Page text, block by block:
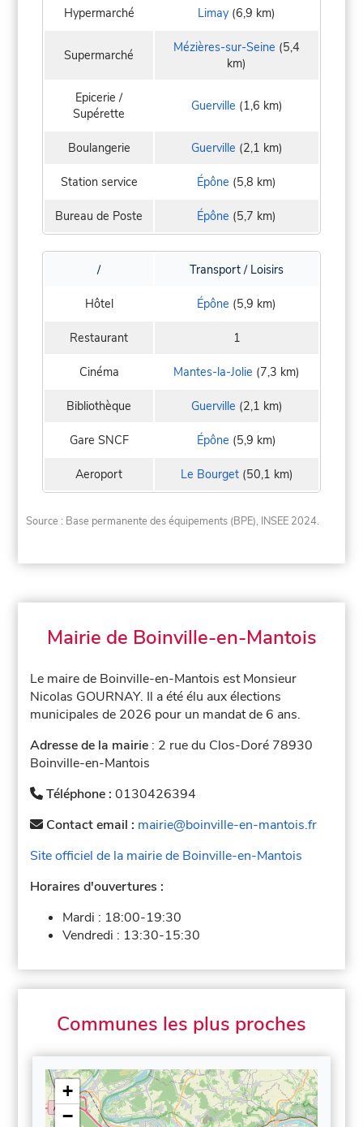
Hypermarché Limay (6,9 km)
Supermarché Mézières-sur-Seine (5,4
km)
Epicerie /
Supérette
Guerville (1,6 km)
Boulangerie Guerville (2,1 km)
Station service Épône (5,8 km)
Bureau de Poste Épône (5,7 km)
/ Transport / Loisirs
Hôtel Épône (5,9 km)
Restaurant 1
Cinéma Mantes-la-Jolie (7,3 km)
Bibliothèque Guerville (2,1 km)
Gare SNCF Épône (5,9 km)
Aeroport Le Bourget(50,1 km)
Source : Base permanente des équipements (BPE), INSEE 2024.
Mairie de Boinville-en-Mantois
Le maire de Boinville-en-Mantois est Monsieur
Nicolas GOURNAY. Il a été élu aux élections
municipales de 2026 pour un mandat de 6 ans.
Adresse de la mairie : 2 rue du Clos-Doré 78930
Boinville-en-Mantois
Téléphone :0130426394
Contact email : mairie@boinville-en-mantois.fr
Site officiel de la mairie de Boinville-en-Mantois
Horaires d'ouvertures :
Mardi : 18:00-19:30
Vendredi : 13:30-15:30
Communes les plus proches
+
−